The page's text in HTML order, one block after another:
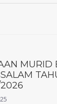
MURID